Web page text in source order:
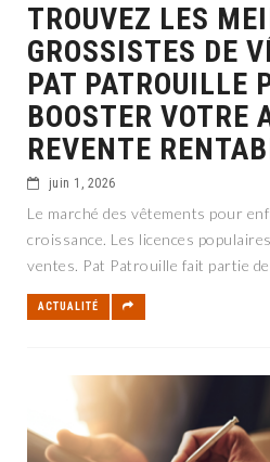
TROUVEZ LES
GROSSISTES DE
PAT PATROUILLE
BOOSTER VOTRE
REVENTE
juin 1, 2026
Le marché des vêtements pour
croissance. Les licences
ventes. Pat Patrouille fait partie
ACTUALITÉ